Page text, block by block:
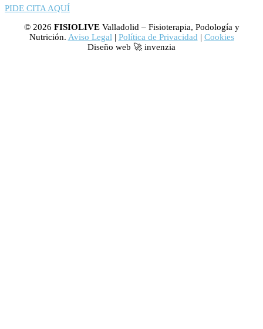
PIDE CITA AQUÍ
© 2026 FISIOLIVEValladolid – Fisioterapia, Podología y
Nutrición. Aviso Legal | Política de Privacidad | Cookies
Diseño web 🚀 invenzia